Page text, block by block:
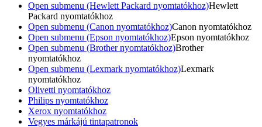
Open submenu (Hewlett Packard nyomtatókhoz)Hewlett
Packard nyomtatókhoz
Open submenu (Canon nyomtatókhoz)Canon nyomtatókhoz
Open submenu (Epson nyomtatókhoz)Epson nyomtatókhoz
Open submenu (Brother nyomtatókhoz)Brother
nyomtatókhoz
Open submenu (Lexmark nyomtatókhoz)Lexmark
nyomtatókhoz
Olivetti nyomtatókhoz
Philips nyomtatókhoz
Xerox nyomtatókhoz
Vegyes márkájú tintapatronok